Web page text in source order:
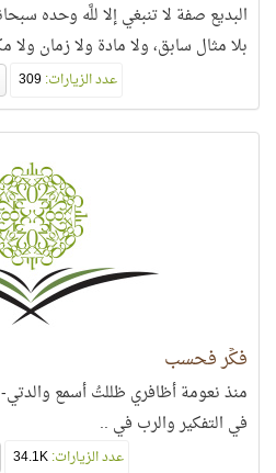
البديع صفة لا تنبغي إلا للَّه وحده
بلا مثال سابق، ولا مادة ولا زمان ولا
عدد الزيارات:
فكِّر فحسب
منذ نعومة أظافري ظللتُ أسمع والدتي-
في التفكير والرب في ..
عدد الزيارات:34.1K